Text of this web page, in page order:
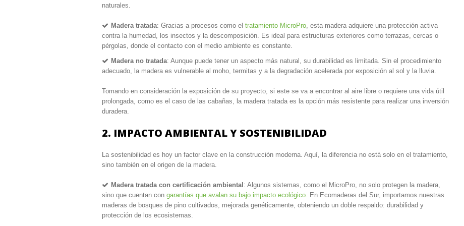
naturales.
Madera tratada: Gracias a procesos como el tratamiento MicroPro, esta madera adquiere una protección activa
contra la humedad, los insectos y la descomposición. Es ideal para estructuras exteriores como terrazas, cercas o
pérgolas, donde el contacto con el medio ambiente es constante.
Madera no tratada: Aunque puede tener un aspecto más natural, su durabilidad es limitada. Sin el procedimiento
adecuado, la madera es vulnerable al moho, termitas y a la degradación acelerada por exposición al sol y la lluvia.
Tomando en consideración la exposición de su proyecto, si este se va a encontrar al aire libre o requiere una vida útil
prolongada, como es el caso de las cabañas, la madera tratada es la opción más resistente para realizar una inversión
duradera.
2. IMPACTO AMBIENTAL Y SOSTENIBILIDAD
La sostenibilidad es hoy un factor clave en la construcción moderna. Aquí, la diferencia no está solo en el tratamiento,
sino también en el origen de la madera.
Madera tratada con certificación ambiental : Algunos sistemas, como el MicroPro, no solo protegen la madera,
sino que cuentan con garantías que avalan su bajo impacto ecológico. En Ecomaderas del Sur, importamos nuestras
maderas de bosques de pino cultivados, mejorada genéticamente, obteniendo un doble respaldo: durabilidad y
protección de los ecosistemas.